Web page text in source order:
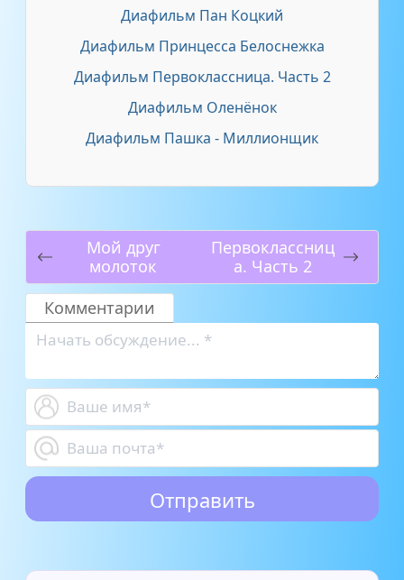
Диафильм Пан Коцкий
Диафильм Принцесса Белоснежка
Диафильм Первоклассница. Часть 2
Диафильм Оленёнок
Диафильм Пашка - Миллионщик
Мой друг
молоток
Первоклассниц
а. Часть 2
Комментарии